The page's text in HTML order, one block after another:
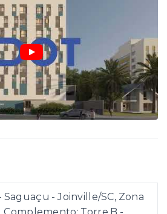
Saguaçu - Joinville/SC, Zona
Complemento: Torre B -